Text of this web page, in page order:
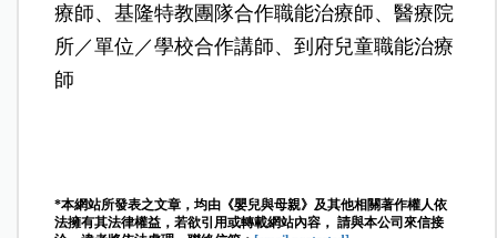
療師、基隆特教團隊合作職能治療師、醫療院
所／單位／學校合作講師、到府兒童職能治療
師
*本網站所發表之文章，均由《嬰兒與母親》及其他相關著作權人依
法擁有其法律權益，若欲引用或轉載網站內容， 請與本公司來信接